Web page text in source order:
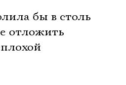
бы в столь
отложить